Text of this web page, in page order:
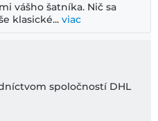
vášho šatníka. Nič sa
klasické... viac
spoločností DHL